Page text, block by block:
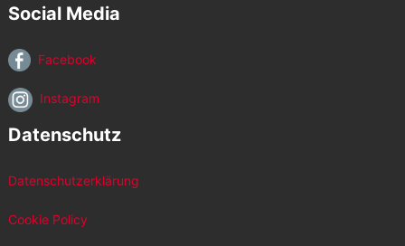
Social Media
Facebook
Instagram
Datenschutz
Datenschutzerklärung
Cookie Policy